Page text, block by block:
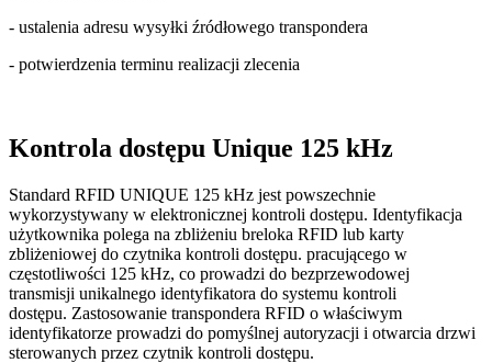
- ustalenia adresu wysyłki źródłowego transpondera
- potwierdzenia terminu realizacji zlecenia
Kontrola dostępu Unique 125 kHz
Standard RFID UNIQUE 125 kHz jest powszechnie
wykorzystywany w elektronicznej kontroli dostępu. Identyfikacja
użytkownika polega na zbliżeniu breloka RFID lub karty
zbliżeniowej do czytnika kontroli dostępu. pracującego w
częstotliwości 125 kHz, co prowadzi do bezprzewodowej
transmisji unikalnego identyfikatora do systemu kontroli
dostępu. Zastosowanie transpondera RFID o właściwym
identyfikatorze prowadzi do pomyślnej autoryzacji i otwarcia drzwi
sterowanych przez czytnik kontroli dostępu.